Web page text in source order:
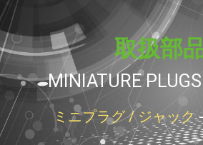
取扱部
MINIATURE
ミニプラグ / ジャック-